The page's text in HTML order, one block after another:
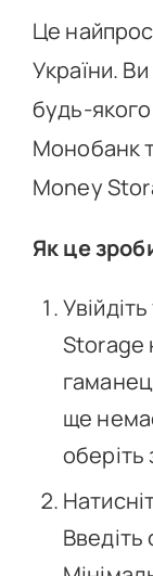
Це
України.
будь-
Монобанк
Money
Як це
Storage
ще
оберіть